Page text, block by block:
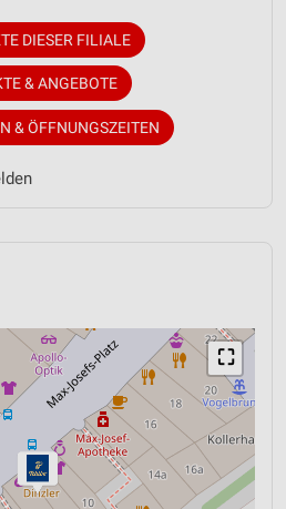
DIESER FILIALE
& ANGEBOTE
& ÖFFNUNGSZEITEN
⛶